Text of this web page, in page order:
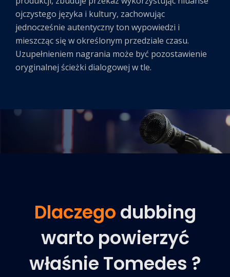
ojczystego języka i kultury, zachowując
jednocześnie autentyczny ton wypowiedzi i
mieszcząc się w określonym przedziale czasu.
Uzupełnieniem nagrania może być pozostawienie
oryginalnej ścieżki dialogowej w tle.
Dlaczego dubbing
warto powierzyć
właśnie Tomedes ?